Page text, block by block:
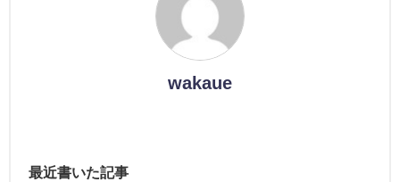
wakaue
最近書いた記事